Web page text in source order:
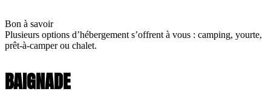
Bon à savoir
Plusieurs options d’hébergement s’offrent à vous : camping, yourte,
prêt-à-camper ou chalet.
BAIGNADE